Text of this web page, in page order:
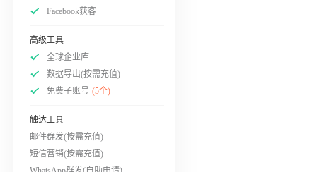
Facebook获客
高级工具
全球企业库
数据导出(按需充值)
免费子账号 (5个)
触达工具
邮件群发(按需充值)
短信营销(按需充值)